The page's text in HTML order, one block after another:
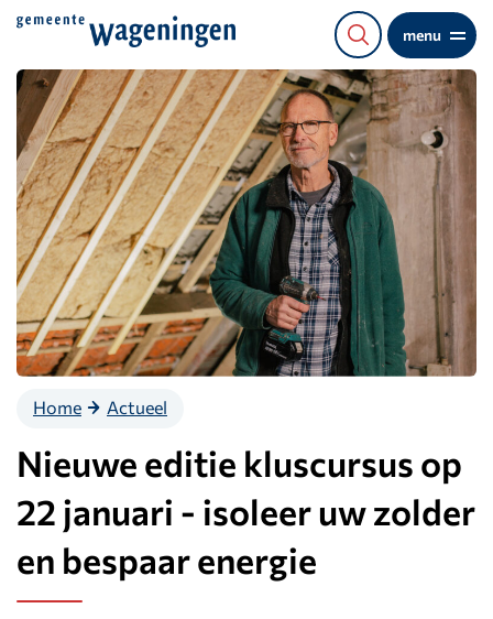
Direct
de
content
menu
Home Actueel
Nieuwe editie kluscursus op
22 januari - isoleer uw zolder
en bespaar energie